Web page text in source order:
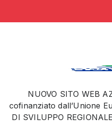
NUOVO SITO WEB
cofinanziato dall’Unione
DI SVILUPPO